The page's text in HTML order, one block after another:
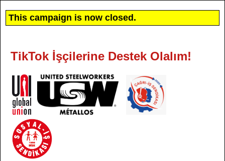
This campaign is now closed.
TikTok İşçilerine Destek Olalım!